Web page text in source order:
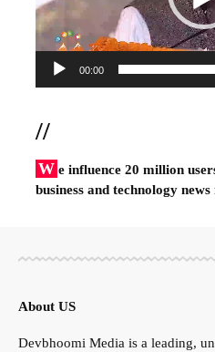
00:00
//
W e influence 20 million
business and technology
About US
Devbhoomi Media is a leading,